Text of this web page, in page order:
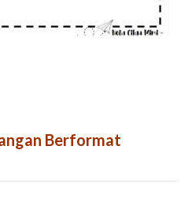
Berformat